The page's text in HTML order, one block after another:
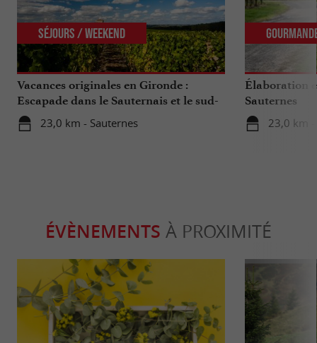
Vacances originales en Gironde :
Escapade dans le Sauternais et le sud-
Gironde
23,0 km - Sauternes
Séjours / Weekend
Élaboration
Sauternes
23,0 km -
ÉVÈNEMENTS À PROXIMITÉ